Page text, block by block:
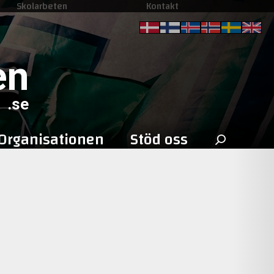
Skolarbeten Kontakt
.se
Stöd oss Sök
efter: